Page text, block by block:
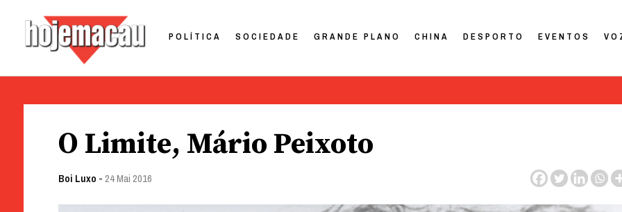
POLÍTICA SOCIEDADE GRANDE PLANO CHINA DESPORTO EVENTOS
O Limite, Mário Peixoto
Boi Luxo - 24 Mai 2016